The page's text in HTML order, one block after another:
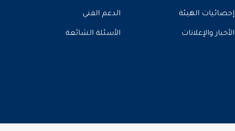
إحصائيات الهيئة
الأخبار والإعلانات
الدعم الفني
الأسئلة الشائعة